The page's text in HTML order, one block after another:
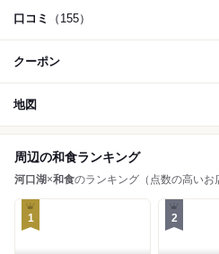
口コミ （155）
クーポン
地図
周辺の和食ランキング
河口湖×和食のランキング（点数の高いお
1 2